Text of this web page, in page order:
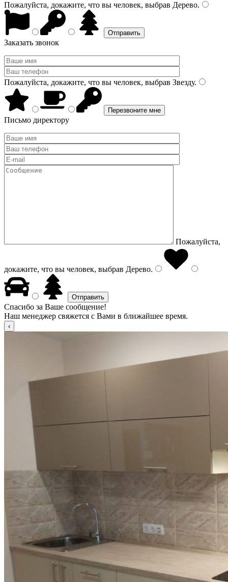
Пожалуйста, докажите, что вы человек, выбрав Дерево.
Заказать звонок
Пожалуйста, докажите, что вы человек, выбрав Звезду.
Письмо директору
Пожалуйста,
докажите, что вы человек, выбрав Дерево.
Спасибо за Ваше сообщение!
Наш менеджер свяжется с Вами в ближайшее время.